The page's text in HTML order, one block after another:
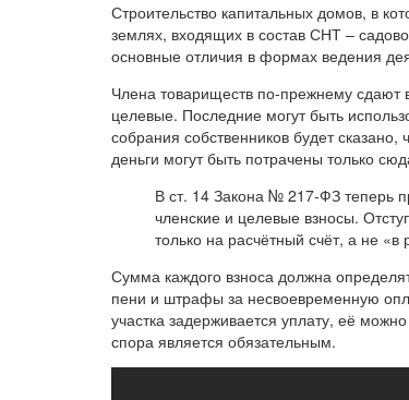
Строительство капитальных домов, в
землях, входящих в состав СНТ –
основные отличия в формах ведения
Члена товариществ по-прежнему сдают
целевые. Последние могут быть
собрания собственников будет
деньги могут быть потрачены только
В ст. 14 Закона № 217-ФЗ теперь
членские и целевые взносы.
только на расчётный счёт, а не «в
Сумма каждого взноса должна
пени и штрафы за несвоевременную
участка задерживается уплату, её
спора является обязательным.